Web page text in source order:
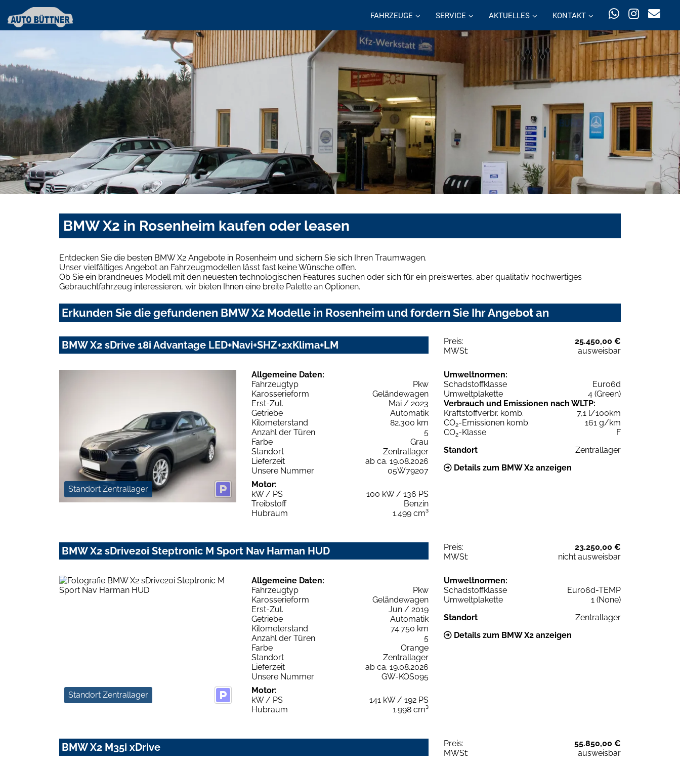
FAHRZEUGE SERVICE AKTUELLES KONTAKT
BMW X2 in Rosenheim kaufen oder leasen
Entdecken Sie die besten BMW X2 Angebote in Rosenheim und sichern Sie sich Ihren Traumwagen.
Unser vielfältiges Angebot an Fahrzeugmodellen lässt fast keine Wünsche offen.
Ob Sie ein brandneues Modell mit den neuesten technologischen Features suchen oder sich für ein preiswertes, aber qualitativ hochwertiges
Gebrauchtfahrzeug interessieren, wir bieten Ihnen eine breite Palette an Optionen.
Erkunden Sie die gefundenen BMW X2 Modelle in Rosenheim und fordern Sie Ihr Angebot an
BMW X2 sDrive 18i Advantage LED+Navi+SHZ+2xKlima+LM Preis:
25.450,00 €
MWSt:
ausweisbar
Standort Zentrallager
Allgemeine Daten:
Fahrzeugtyp
Pkw
Karosserieform
Geländewagen
Erst-Zul.
Mai / 2023
Getriebe
Automatik
Kilometerstand
82.300 km
Anzahl der Türen
5
Farbe
Grau
Standort
Zentrallager
Lieferzeit
ab ca. 19.08.2026
Unsere Nummer
05W79207
Motor:
kW / PS
100 kW / 136 PS
Treibstoff
Benzin
Hubraum
1.499 cm³
Umweltnormen:
Schadstoffklasse
Euro6d
Umweltplakette
4 (Green)
Verbrauch und Emissionen nach WLTP:
Kraftstoffverbr. komb.
7,1 l/100km
CO2-Emissionen komb.
161 g/km
CO2-Klasse
F
Standort
Zentrallager
Details zum BMW X2 anzeigen
BMW X2 sDrive20i Steptronic M Sport Nav Harman HUD Preis:
23.250,00 €
MWSt:
nicht ausweisbar
Standort Zentrallager
Allgemeine Daten:
Fahrzeugtyp
Pkw
Karosserieform
Geländewagen
Erst-Zul.
Jun / 2019
Getriebe
Automatik
Kilometerstand
74.750 km
Anzahl der Türen
5
Farbe
Orange
Standort
Zentrallager
Lieferzeit
ab ca. 19.08.2026
Unsere Nummer
GW-KOS095
Motor:
kW / PS
141 kW / 192 PS
Hubraum
1.998 cm³
Umweltnormen:
Schadstoffklasse
Euro6d-TEMP
Umweltplakette
1 (None)
Standort
Zentrallager
Details zum BMW X2 anzeigen
BMW X2 M35i xDrive Preis:
55.850,00 €
MWSt:
ausweisbar